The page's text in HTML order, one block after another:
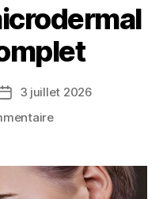
Date3 juillet 2026
sur
microdermal
: